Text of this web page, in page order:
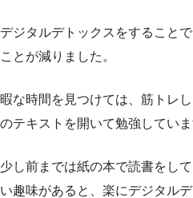
デジタルデトックスをすること
ことが減りました。
暇な時間を見つけては、筋トレ
のテキストを開いて勉強していま
少し前までは紙の本で読書をし
い趣味があると、楽にデジタル